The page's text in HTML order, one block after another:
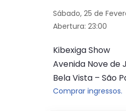
Sábado, 25 de
Abertura: 23:00
Kibexiga Show
Avenida Nove de
Bela Vista – São
Comprar ingressos.